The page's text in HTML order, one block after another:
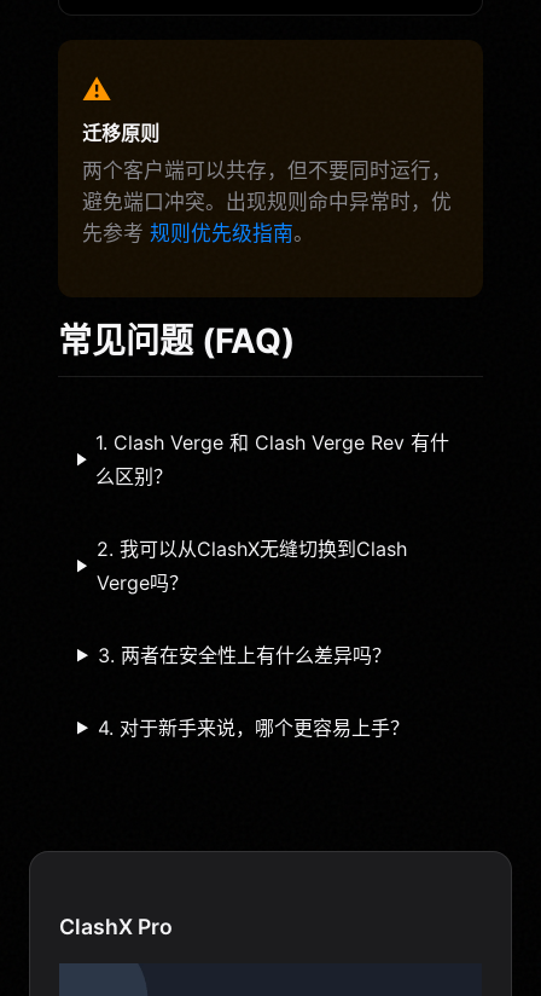
⚠️
迁移原则
两个客户端可以共存，但不要同时运行，
避免端口冲突。出现规则命中异常时，优
先参考 规则优先级指南。
常见问题 (FAQ)
1. Clash Verge 和 Clash Verge Rev 有什
么区别？
2. 我可以从ClashX无缝切换到Clash
Verge吗？
3. 两者在安全性上有什么差异吗？
4. 对于新手来说，哪个更容易上手？
ClashX Pro